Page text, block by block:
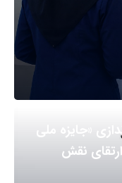
«جایزه ملی
نقش